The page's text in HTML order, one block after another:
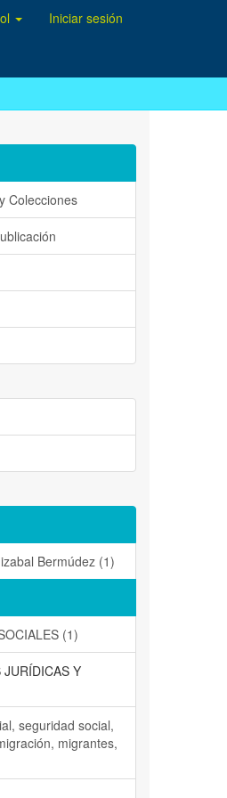
Iniciar sesión
Colecciones
Bermúdez (1)
(1)
Y
seguridad social,
migrantes,